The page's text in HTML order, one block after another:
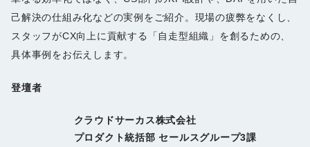
己解決の仕組み化などの実例をご紹介。現場の疲弊をなくし、
スタッフがCX向上に貢献する「自走型組織」を創るための、
具体事例をお伝えします。
登壇者
クラウドサーカス株式会社
プロダクト統括部 セールスグループ3課